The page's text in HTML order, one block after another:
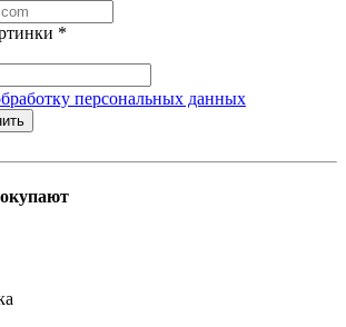
*
персональных данных